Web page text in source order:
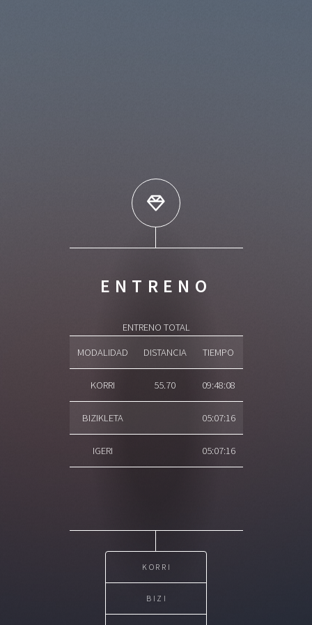
ENTRENO
ENTRENO TOTAL
MODALIDAD
DISTANCIA TIEMPO
KORRI 55.70 09:48:08
BIZIKLETA 05:07:16
IGERI 05:07:16
KORRI
BIZI